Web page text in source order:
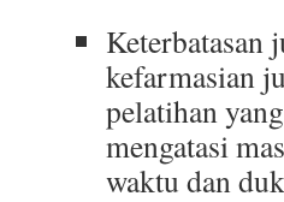
Keterbatasan
kefarmasian
pelatihan
mengatasi
waktu dan